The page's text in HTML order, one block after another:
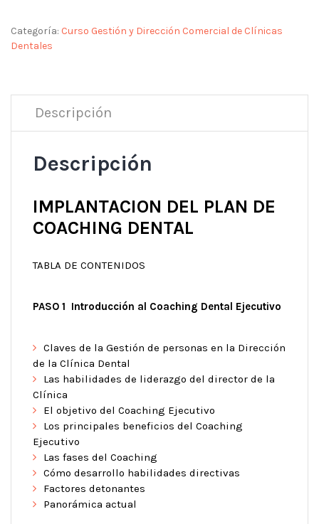
Categoría: Curso Gestión y Dirección Comercial de Clínicas
Dentales
Descripción
Descripción
IMPLANTACION DEL PLAN DE
COACHING DENTAL
TABLA DE CONTENIDOS
PASO 1 Introducción al Coaching Dental Ejecutivo
Claves de la Gestión de personas en la Dirección
de la Clínica Dental
Las habilidades de liderazgo del director de la
Clínica
El objetivo del Coaching Ejecutivo
Los principales beneficios del Coaching
Ejecutivo
Las fases del Coaching
Cómo desarrollo habilidades directivas
Factores detonantes
Panorámica actual